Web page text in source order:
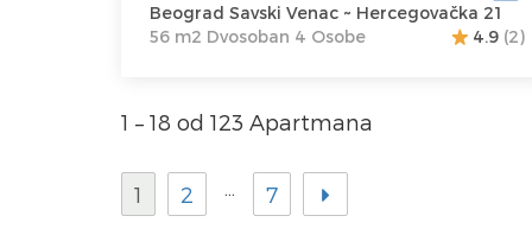
Cena80 €
Beograd Savski Venac ~ Hercegovačka 21
56 m2 Dvosoban 4 Osobe
4.9 (2)
1 – 18 od 123 Apartmana
1 2 7